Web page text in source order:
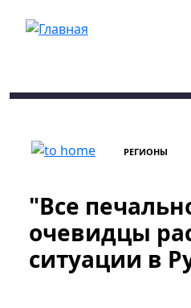
РЕГИОНЫ
"Все
очевидцы
ситуации в